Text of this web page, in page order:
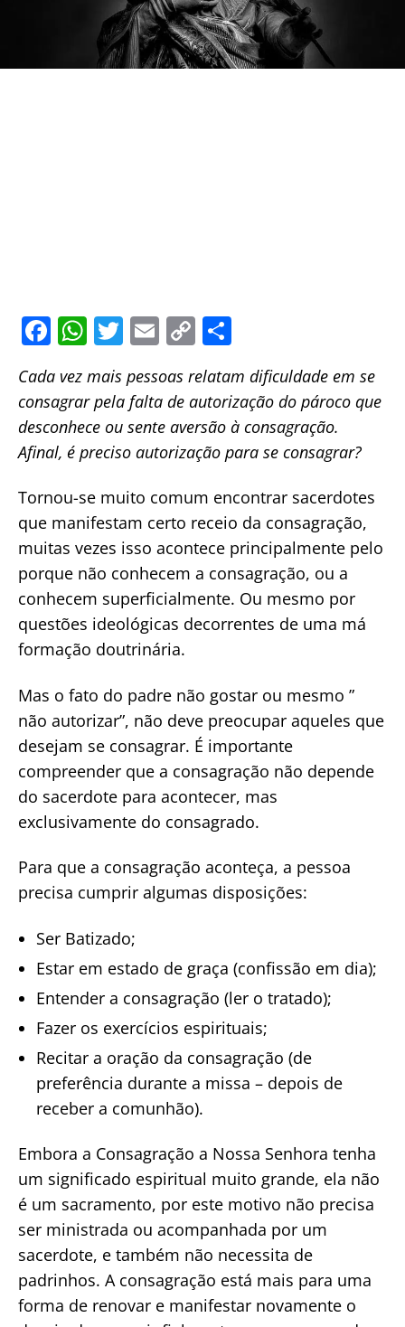
F
c
e
b
o
k
W
at
s
A
p
T
itt
er
E
ai
l
C
o
p
y
Li
n
k
ar
e
Cada vez mais pessoas relatam dificuldade em se
consagrar pela falta de autorização do pároco que
desconhece ou sente aversão à consagração.
Afinal, é preciso autorização para se consagrar?
Tornou-se muito comum encontrar sacerdotes
que manifestam certo receio da consagração,
muitas vezes isso acontece principalmente pelo
porque não conhecem a consagração, ou a
conhecem superficialmente. Ou mesmo por
questões ideológicas decorrentes de uma má
formação doutrinária.
Mas o fato do padre não gostar ou mesmo ”
não autorizar”, não deve preocupar aqueles que
desejam se consagrar. É importante
compreender que a consagração não depende
do sacerdote para acontecer, mas
exclusivamente do consagrado.
Para que a consagração aconteça, a pessoa
precisa cumprir algumas disposições:
Ser Batizado;
Estar em estado de graça (confissão em dia);
Entender a consagração (ler o tratado);
Fazer os exercícios espirituais;
Recitar a oração da consagração (de
preferência durante a missa – depois de
receber a comunhão).
Embora a Consagração a Nossa Senhora tenha
um significado espiritual muito grande, ela não
é um sacramento, por este motivo não precisa
ser ministrada ou acompanhada por um
sacerdote, e também não necessita de
padrinhos. A consagração está mais para uma
forma de renovar e manifestar novamente o